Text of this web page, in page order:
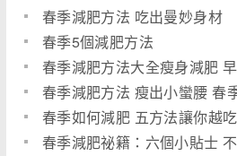
春季減肥方法 吃出曼妙身材
春季5個減肥方法
春季減肥方法大全瘦身減肥
春季減肥方法 瘦出小蠻腰 春
方法(圖)
春季如何減肥 五方法讓你越
春季減肥祕籍：六個小貼士